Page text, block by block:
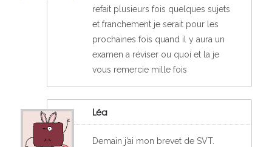
refait plusieurs fois quelques sujets
et franchement je serait pour les
prochaines fois quand il y aura un
examen a réviser ou quoi et la je
vous remercie mille fois
Léa
Demain j’ai mon brevet de SVT.